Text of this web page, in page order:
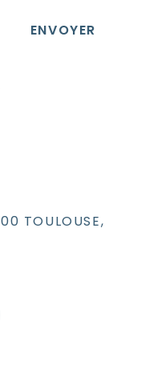
ENVOYER
TOULOUSE,